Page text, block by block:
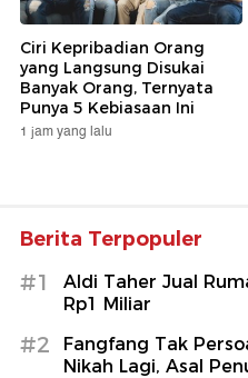
Ciri Kepribadian Orang
yang Langsung Disukai
Banyak Orang, Ternyata
Punya 5 Kebiasaan Ini
1 jam yang lalu
Berita Terpopuler
#1
Aldi Taher Jual
Rp1 Miliar
#2
Fangfang Tak
Nikah Lagi, Asal